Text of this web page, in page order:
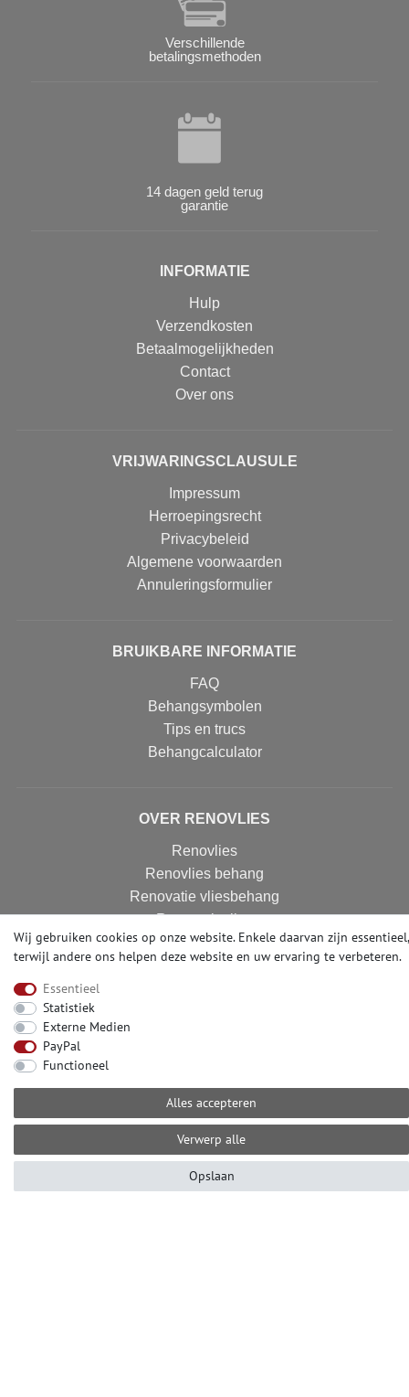
Verschillende
betalingsmethoden
14 dagen geld terug
garantie
INFORMATIE
Hulp
Verzendkosten
Betaalmogelijkheden
Contact
Over ons
VRIJWARINGSCLAUSULE
Impressum
Herroepingsrecht
Privacybeleid
Algemene voorwaarden
Annuleringsformulier
BRUIKBARE INFORMATIE
FAQ
Behangsymbolen
Tips en trucs
Behangcalculator
OVER RENOVLIES
Renovlies
Renovlies behang
Renovatie vliesbehang
Renovatievlies
van 10.00 tot 16.00 uur (MET)
E-mail: info@profhome.nl
BETAALMOGELIJKHEDEN
Wij gebruiken cookies op onze website. Enkele daarvan zijn essentieel,
terwijl andere ons helpen deze website en uw ervaring te verbeteren.
Essentieel
Statistiek
Externe Medien
PayPal
Functioneel
Alles accepteren
Verwerp alle
Opslaan